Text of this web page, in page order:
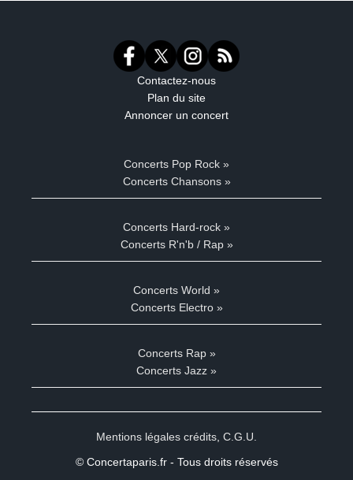
Contactez-nous
Plan du site
Annoncer un concert
Concerts Pop Rock »
Concerts Chansons »
Concerts Hard-rock »
Concerts R'n'b / Rap »
Concerts World »
Concerts Electro »
Concerts Rap »
Concerts Jazz »
Mentions légales crédits C.G.U.
© Concertaparis.fr - Tous droits réservés